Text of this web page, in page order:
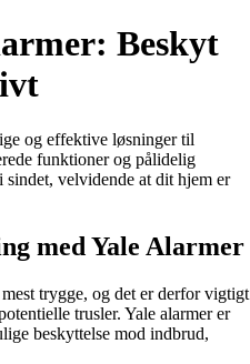
Beskyt
og effektive løsninger til
funktioner og pålidelig
velvidende at dit hjem er
med Yale Alarmer
trygge, og det er derfor vigtigt
trusler. Yale alarmer er
beskyttelse mod indbrud,